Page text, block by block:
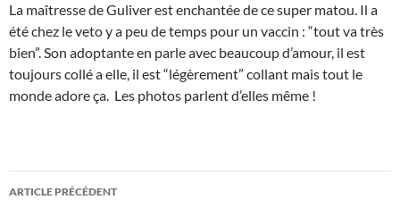
La maîtresse de Guliver est enchantée de ce super matou. Il a
été chez le veto y a peu de temps pour un vaccin : “tout va très
bien”. Son adoptante en parle avec beaucoup d’amour, il est
toujours collé a elle, il est “légèrement” collant mais tout le
monde adore ça. Les photos parlent d’elles même !
Navigation
ARTICLE PRÉCÉDENT